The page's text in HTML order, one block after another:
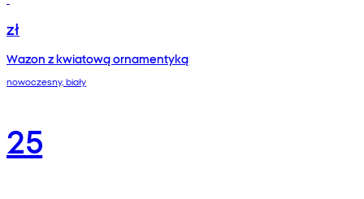
zł
Wazon z kwiatową ornamentyką
nowoczesny, biały
25